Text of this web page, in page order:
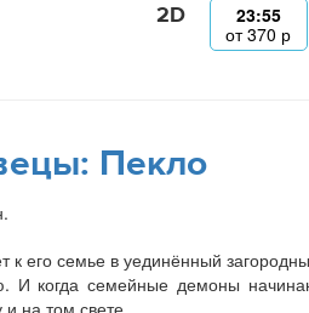
2D
23:55
от370 р
Пекло
к его семье в уединённый
И когда семейные демоны
на том свете.